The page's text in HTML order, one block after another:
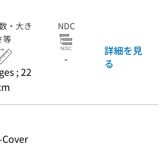
・大き
等
; 22
NDC
-
詳細を見
る